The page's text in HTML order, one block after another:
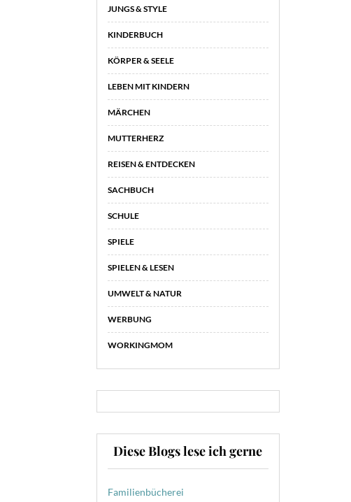
JUNGS & STYLE
KINDERBUCH
KÖRPER & SEELE
LEBEN MIT KINDERN
MÄRCHEN
MUTTERHERZ
REISEN & ENTDECKEN
SACHBUCH
SCHULE
SPIELE
SPIELEN & LESEN
UMWELT & NATUR
WERBUNG
WORKINGMOM
Diese Blogs lese ich gerne
Familienbücherei